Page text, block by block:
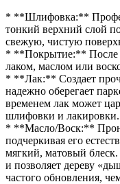
* **Шлифовка:**
тонкий верхний слой
свежую, чистую
* **Покрытие:** После
лаком, маслом или
* **Лак:** Создает
надежно оберегает
временем лак может
шлифовки и лакировки.
* **Масло/Воск:**
подчеркивая его
мягкий, матовый
и позволяет дереву
частого обновления,